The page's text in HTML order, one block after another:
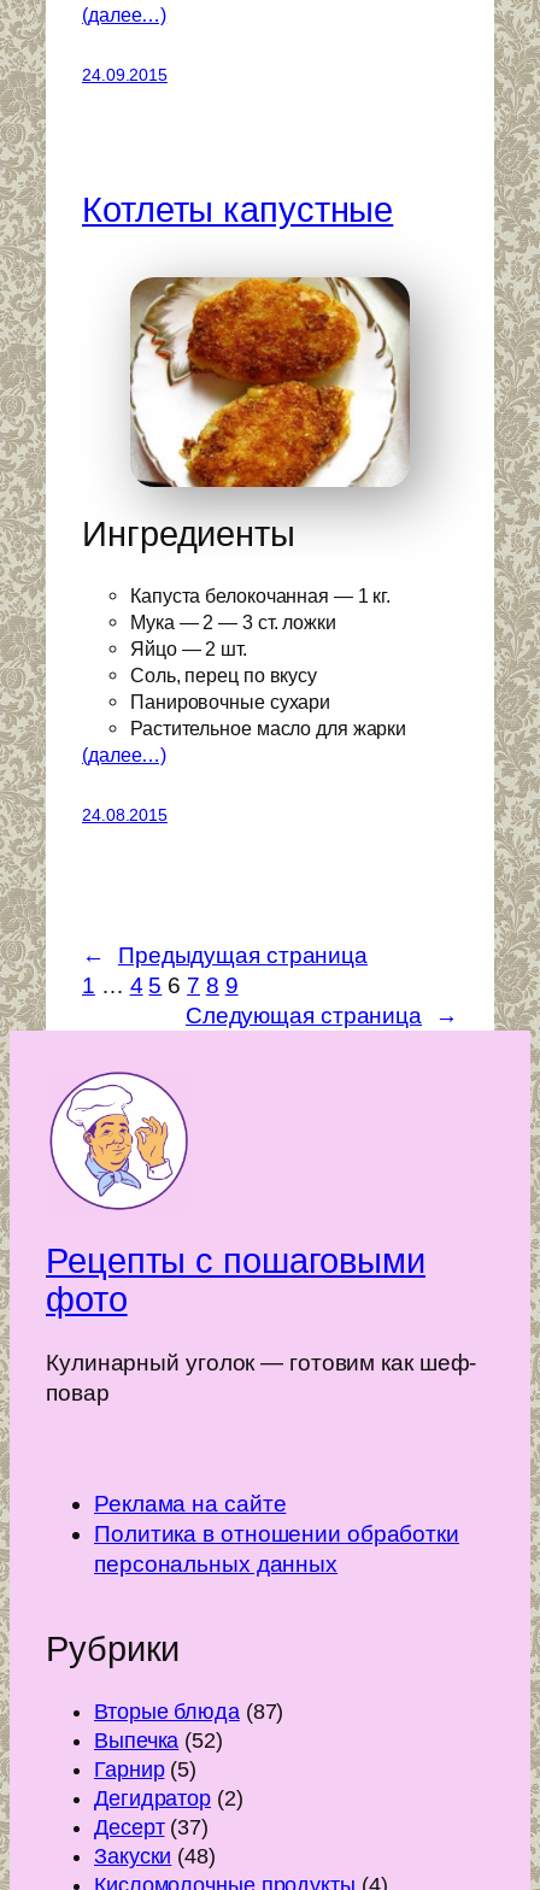
(далее…)
24.09.2015
Котлеты капустные
Ингредиенты
Капуста белокочанная — 1 кг.
Мука — 2 — 3 ст. ложки
Яйцо — 2 шт.
Соль, перец по вкусу
Панировочные сухари
Растительное масло для жарки
(далее…)
24.08.2015
←
Предыдущая страница
1 … 4 5 6 7 8 9
Следующая страница
→
Рецепты с пошаговыми
фото
Кулинарный уголок — готовим как шеф-
повар
Реклама на сайте
Политика в отношении обработки
персональных данных
Рубрики
Вторые блюда(87)
Выпечка (52)
Гарнир(5)
Дегидратор (2)
Десерт(37)
Закуски (48)
Кисломолочные продукты (4)